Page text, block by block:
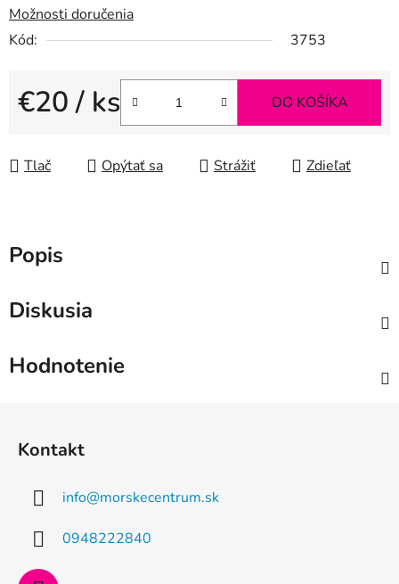
Možnosti doručenia
Kód:
3753
€20/ ks
Jednotková cena:
DO KOŠÍKA
Tlač Opýtať sa Strážiť Zdieľať
Popis
Diskusia
Hodnotenie
Kontakt
info@morskecentrum.sk
0948222840